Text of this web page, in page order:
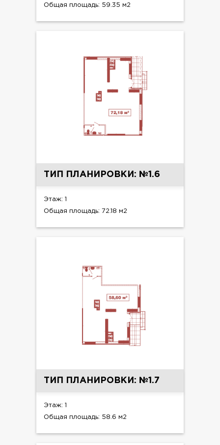
Общая площадь: 59.35 м2
ТИП ПЛАНИРОВКИ: №1.6
Этаж: 1
Общая площадь: 72.18 м2
ТИП ПЛАНИРОВКИ: №1.7
Этаж: 1
Общая площадь: 58.6 м2